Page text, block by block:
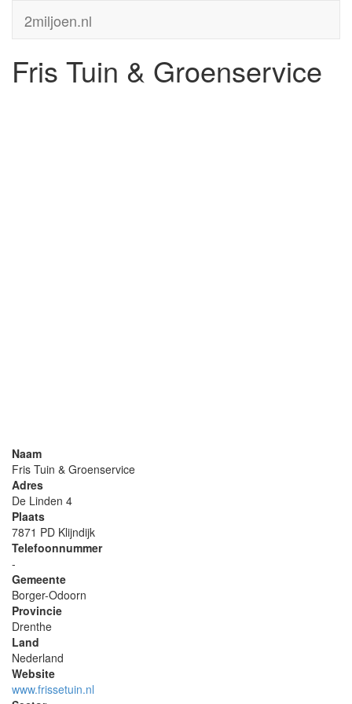
2miljoen.nl
Fris Tuin & Groenservice
Naam
Fris Tuin & Groenservice
Adres
De Linden 4
Plaats
7871 PD Klijndijk
Telefoonnummer
-
Gemeente
Borger-Odoorn
Provincie
Drenthe
Land
Nederland
Website
www.frissetuin.nl